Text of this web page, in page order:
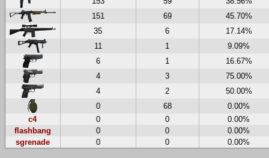
151
69
45.70%
35
6
17.14%
11
1
9.09%
6
1
16.67%
4
3
75.00%
4
2
50.00%
0
68
0.00%
c4
0 0
0.00%
flashbang
0 0
0.00%
sgrenade
0 0 0.00%